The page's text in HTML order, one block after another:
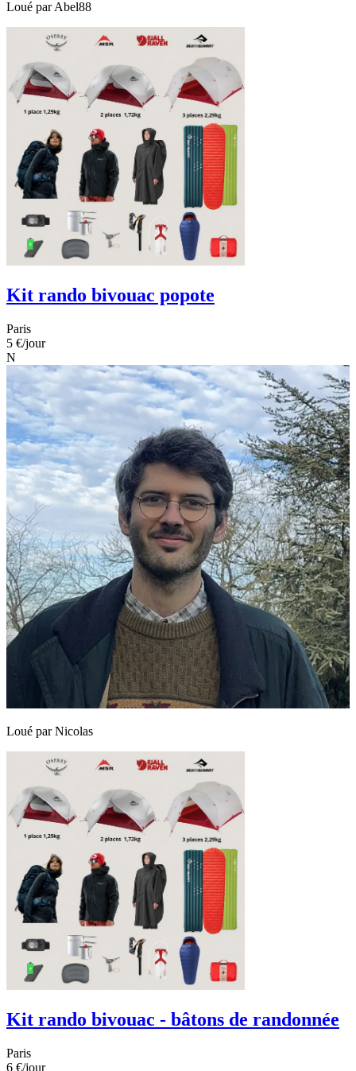
Loué parAbel88
Kit rando bivouac popote
Paris
5 €/jour
N
Loué parNicolas
Kit rando bivouac - bâtons de randonnée
Paris
6 €/jour